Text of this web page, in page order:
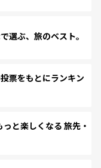
ぶ、旅のベスト。
票をもとにランキン
と楽しくなる 旅先・